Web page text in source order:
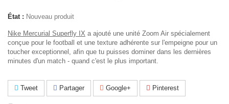
État : Nouveau produit
Nike Mercurial Superfly IX a ajouté une unité Zoom Air spécialement
conçue pour le football et une texture adhérente sur l'empeigne pour un
toucher exceptionnel, afin que tu puisses dominer dans les dernières
minutes d'un match - quand c'est le plus important.
Tweet Partager Google+ Pinterest